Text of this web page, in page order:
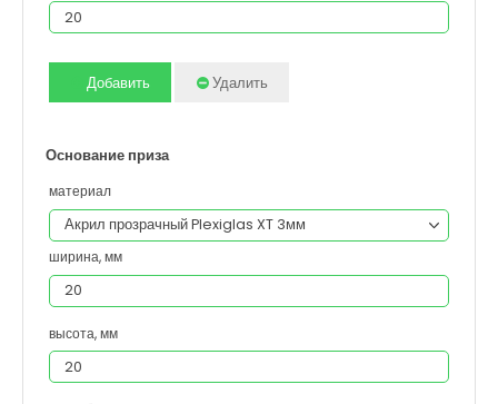
Добавить Удалить
Основание приза
материал
ширина, мм
высота, мм